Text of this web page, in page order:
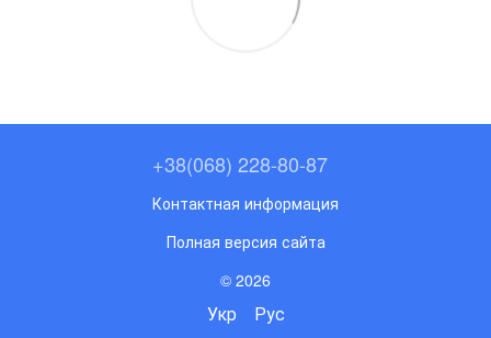
+38(068) 228-80-87
Контактная информация
Полная версия сайта
© 2026
Укр Рус